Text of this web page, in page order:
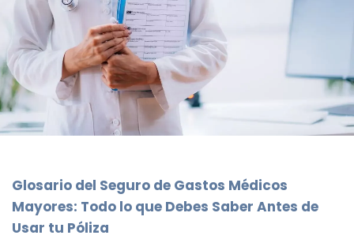
Glosario del Seguro de Gastos Médicos
Mayores: Todo lo que Debes Saber Antes de
Usar tu Póliza